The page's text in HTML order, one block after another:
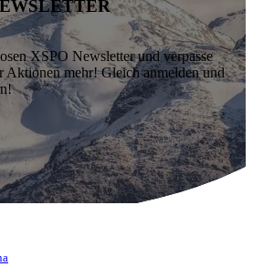
XSPO Newsletter und verpasse
Aktionen mehr! Gleich anmelden und